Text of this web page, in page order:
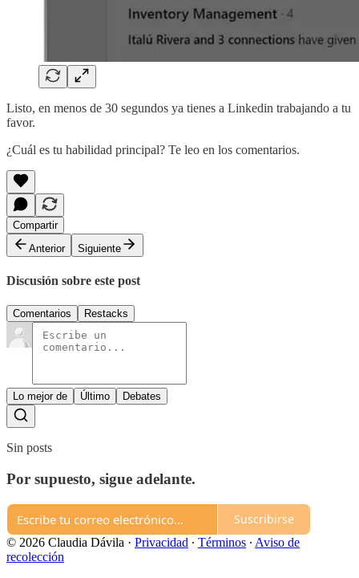
Listo, en menos de 30 segundos ya tienes a Linkedin trabajando a tu
favor.
¿Cuál es tu habilidad principal? Te leo en los comentarios.
Compartir
Anterior
Siguiente
Discusión sobre este post
Comentarios Restacks
Lo mejor de Último Debates
Sin posts
Por supuesto, sigue adelante.
Suscribirse
© 2026 Claudia Dávila · Privacidad ∙ Términos ∙ Aviso de
recolección